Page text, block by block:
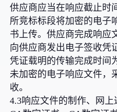
供应商应当在响应截止时
所竞标标段将加密的电子
书上传。供应商完成响应
向供应商发出电子签收凭
凭证载明的传输完成时间
未加密的电子响应文件，
收。
4.3响应文件的制作、网